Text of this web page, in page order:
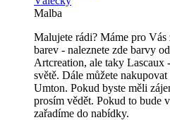
Malba
Malujete rádi? Máme pro
barev - naleznete zde barvy
Artcreation, ale taky Lascaux
světě. Dále můžete
Umton. Pokud byste měli
prosím vědět. Pokud to bude
zařadíme do nabídky.